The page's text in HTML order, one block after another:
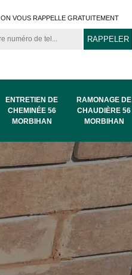
ON VOUS RAPPELLE GRATUITEMENT
ENTRETIEN DE
CHEMINÉE 56
MORBIHAN
RAMONAGE DE
CHAUDIÈRE 56
MORBIHAN
Ramonage 56
Morbihan